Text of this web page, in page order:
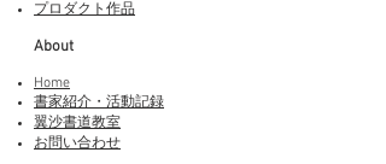
プロダクト作品
About
Home
書家紹介・活動記録
​翼沙書道教室
お問い合わせ